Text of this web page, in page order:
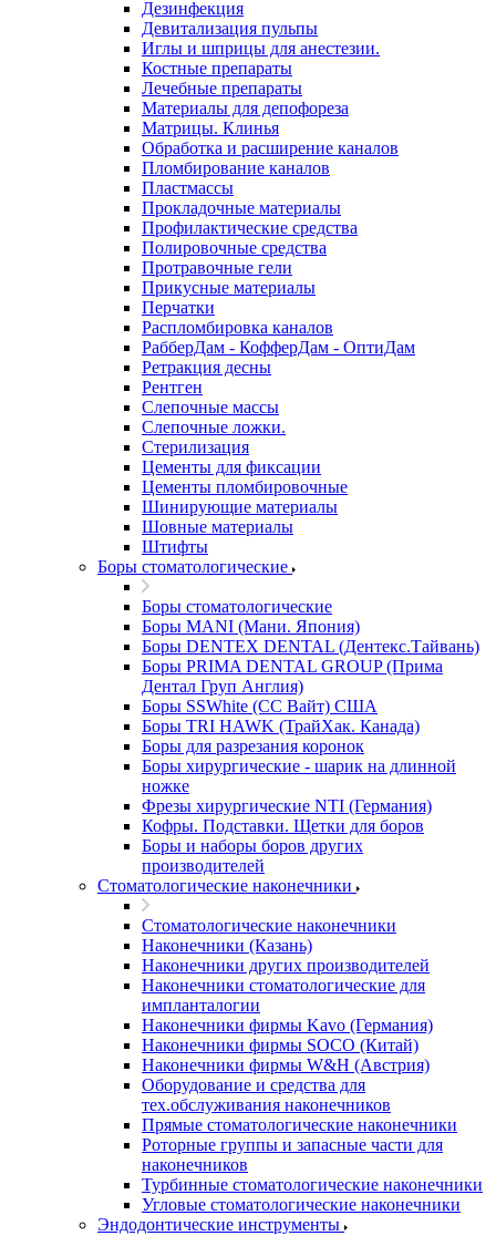
Дезинфекция
Девитализация пульпы
Иглы и шприцы для анестезии.
Костные препараты
Лечебные препараты
Материалы для депофореза
Матрицы. Клинья
Обработка и расширение каналов
Пломбирование каналов
Пластмассы
Прокладочные материалы
Профилактические средства
Полировочные средства
Протравочные гели
Прикусные материалы
Перчатки
Распломбировка каналов
РабберДам - КофферДам - ОптиДам
Ретракция десны
Рентген
Слепочные массы
Слепочные ложки.
Стерилизация
Цементы для фиксации
Цементы пломбировочные
Шинирующие материалы
Шовные материалы
Штифты
Боры стоматологические
Боры стоматологические
Боры MANI (Мани. Япония)
Боры DENTEX DENTAL (Дентекс.Тайвань)
Боры PRIMA DENTAL GROUP (Прима
Дентал Груп Англия)
Боры SSWhite (СС Вайт) США
Боры TRI HAWK (ТрайХак. Канада)
Боры для разрезания коронок
Боры хирургические - шарик на длинной
ножке
Фрезы хирургические NTI (Германия)
Кофры. Подставки. Щетки для боров
Боры и наборы боров других
производителей
Стоматологические наконечники
Стоматологические наконечники
Наконечники (Казань)
Наконечники других производителей
Наконечники стоматологические для
импланталогии
Наконечники фирмы Kavo (Германия)
Наконечники фирмы SOCO (Китай)
Наконечники фирмы W&H (Австрия)
Оборудование и средства для
тех.обслуживания наконечников
Прямые стоматологические наконечники
Роторные группы и запасные части для
наконечников
Турбинные стоматологические наконечники
Угловые стоматологические наконечники
Эндодонтические инструменты